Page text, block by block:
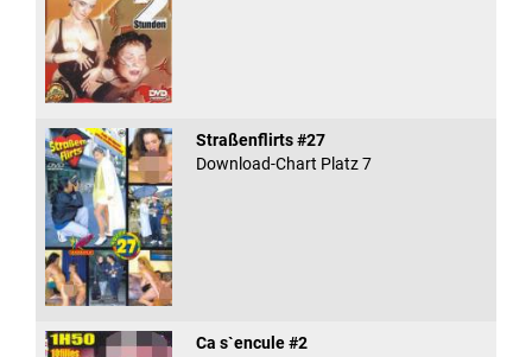
Straßenflirts #27
Download-Chart Platz 7
Ca s`encule #2